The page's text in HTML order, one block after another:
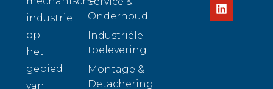
industrie
op
het
gebied
van
Onderhoud
Industriële
toelevering
Montage &
Detachering